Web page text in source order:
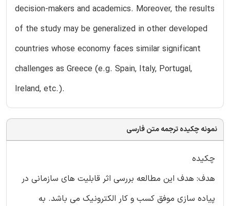
decision-makers and academics. Moreover, the results
of the study may be generalized in other developed
countries whose economy faces similar significant
challenges as Greece (e.g. Spain, Italy, Portugal,
Ireland, etc.).
نمونه چکیده ترجمه متن فارسی
چکیده
هدف: هدف این مطالعه بررسی اثر قابلیت های سازمانی در
پیاده سازی موفق کسب و کار الکترونیک می باشد. به